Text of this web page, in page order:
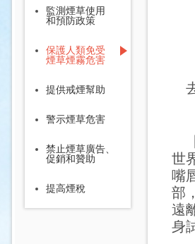
監測煙草使用
和預防政策
保護人類免受
煙草煙霧危害
提供戒煙幫助
警示煙草危害
禁止煙草廣告、
促銷和贊助
提高煙稅
世
嘴
部
遠
身